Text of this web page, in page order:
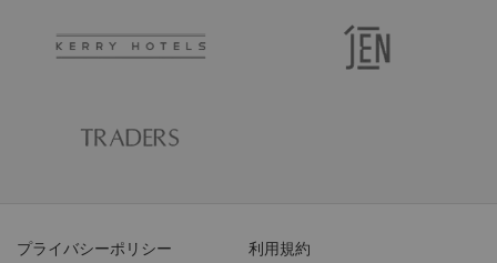
プライバシーポリシー 利用規約